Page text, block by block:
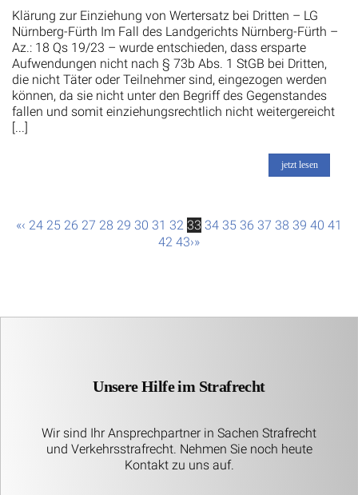
Klärung zur Einziehung von Wertersatz bei Dritten – LG
Nürnberg-Fürth Im Fall des Landgerichts Nürnberg-Fürth –
Az.: 18 Qs 19/23 – wurde entschieden, dass ersparte
Aufwendungen nicht nach § 73b Abs. 1 StGB bei Dritten,
die nicht Täter oder Teilnehmer sind, eingezogen werden
können, da sie nicht unter den Begriff des Gegenstandes
fallen und somit einziehungsrechtlich nicht weitergereicht
[...]
jetzt lesen
«‹ 24 25 26 27 28 29 30 31 32 33 34 35 36 37 38 39 40 41
42 43›»
Unsere Hilfe im Strafrecht
Wir sind Ihr Ansprechpartner in Sachen Strafrecht
und Verkehrsstrafrecht. Nehmen Sie noch heute
Kontakt zu uns auf.